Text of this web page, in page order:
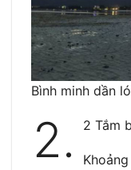
Bình minh dần
2. 2 Tắm